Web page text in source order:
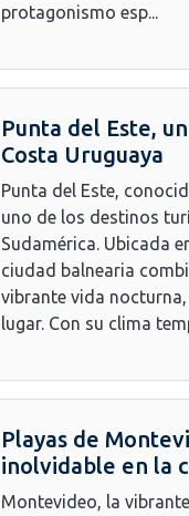
protagonismo esp...
Punta del Este,
Costa Uruguaya
Punta del Este,
uno de los destinos
Sudamérica. Ubicada
ciudad balnearia
vibrante vida
lugar. Con su clima
Playas de
inolvidable en la
Montevideo, la